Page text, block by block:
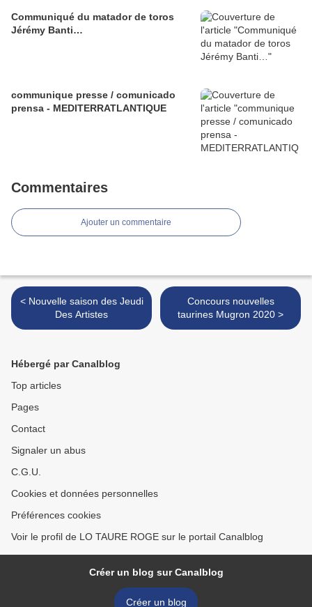
Communiqué du matador de toros
Jérémy Banti…
communique presse / comunicado
prensa - MEDITERRATLANTIQUE
Commentaires
Ajouter un commentaire
< Nouvelle saison des Jeudi
Des Artistes
Concours nouvelles
taurines Mugron 2020 >
Hébergé par Canalblog
Top articles
Pages
Contact
Signaler un abus
C.G.U.
Cookies et données personnelles
Préférences cookies
Voir le profil de LO TAURE ROGE sur le portail Canalblog
Créer un blog sur Canalblog
Créer un blog